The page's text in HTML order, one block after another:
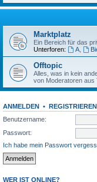
Marktplatz
Ein Bereich für das
Unterforen:
A,
Offtopic
Alles, was in kein
von Moderatoren aus
ANMELDEN • REGISTRIEREN
Benutzername:
Passwort:
Ich habe mein Passwort
WER IST ONLINE?